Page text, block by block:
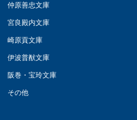
ー
シ
ョ
ン
ッ
タ
(Left)
仲原善忠文庫
文
(Middle)
宮良殿内文庫
崎原貢文庫
伊波普猷文庫
文
庫
阪巻・宝玲文庫
その他